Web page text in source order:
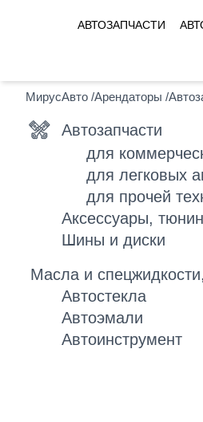
АВТОЗАПЧАСТИ
МирусАвто /Арендаторы /
Автозапчасти
для
для легковых
для прочей
Аксессуары,
Шины и диски
Масла и
Автостекла
Автоэмали
Автоинструмент